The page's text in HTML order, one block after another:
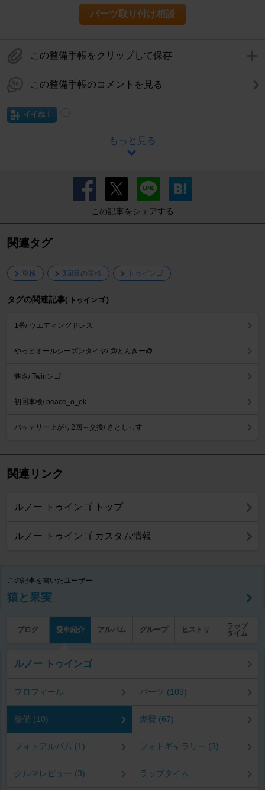
パーツ取り付け相談
この整備手帳をクリップして保存
この整備手帳のコメントを見る
イイね！
もっと見る
この記事をシェアする
関連タグ
車検 3回目の車検 トゥインゴ
タグの関連記事( トゥインゴ )
1番/ ウエディングドレス
やっとオールシーズンタイヤ/ @とんきー@
狭さ/ Twinンゴ
初回車検/ peace_o_ok
バッテリー上がり2回～交換/ さとしっす
関連リンク
ルノー トゥインゴ トップ
ルノー トゥインゴ カスタム情報
この記事を書いたユーザー
猿と果実
ブログ 愛車紹介 アルバム グループ ヒストリ
ラップ
タイム
ルノー トゥインゴ
プロフィール パーツ (109)
整備 (10) 燃費 (67)
フォトアルバム (1) フォトギャラリー (3)
クルマレビュー (3) ラップタイム